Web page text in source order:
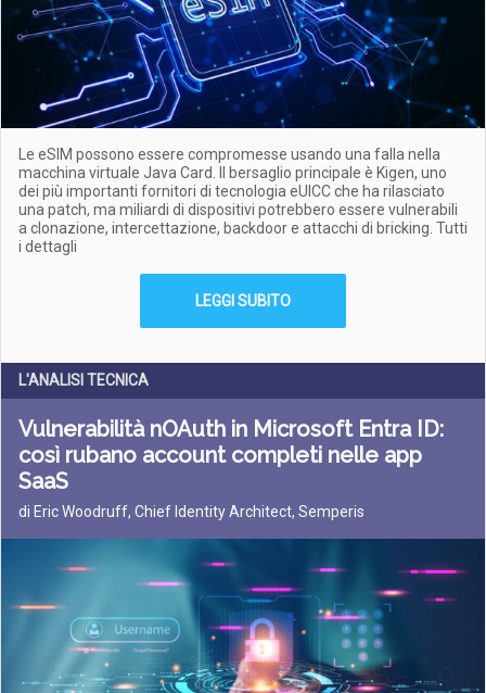
Le eSIM possono essere compromesse usando una falla nella
macchina virtuale Java Card. Il bersaglio principale è Kigen, uno
dei più importanti fornitori di tecnologia eUICC che ha rilasciato
una patch, ma miliardi di dispositivi potrebbero essere vulnerabili
a clonazione, intercettazione, backdoor e attacchi di bricking. Tutti
i dettagli
LEGGI SUBITO
L'ANALISI TECNICA
Vulnerabilità nOAuth in Microsoft Entra ID:
così rubano account completi nelle app
SaaS
di Eric Woodruff, Chief Identity Architect, Semperis